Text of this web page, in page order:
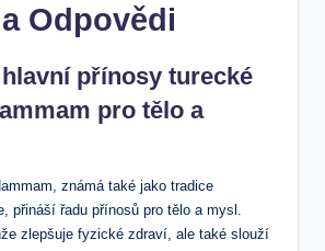
​Odpovědi
přínosy turecké
pro tělo a
známá ‌také jako tradice
přináší řadu přínosů pro tělo a ⁤mysl.
zlepšuje ​fyzické zdraví, ale také slouží